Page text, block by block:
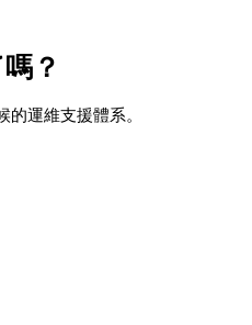
？
運維支援體系。